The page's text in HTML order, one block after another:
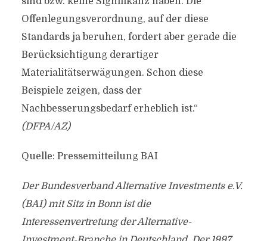
Offenlegungsverordnung, auf der diese
Standards ja beruhen, fordert aber gerade die
Berücksichtigung derartiger
Materialitätserwägungen. Schon diese
Beispiele zeigen, dass der
Nachbesserungsbedarf erheblich ist.“
(DFPA/AZ)
Quelle: Pressemitteilung BAI
Der Bundesverband Alternative Investments e.V.
(BAI) mit Sitz in Bonn ist die
Interessenvertretung der Alternative-